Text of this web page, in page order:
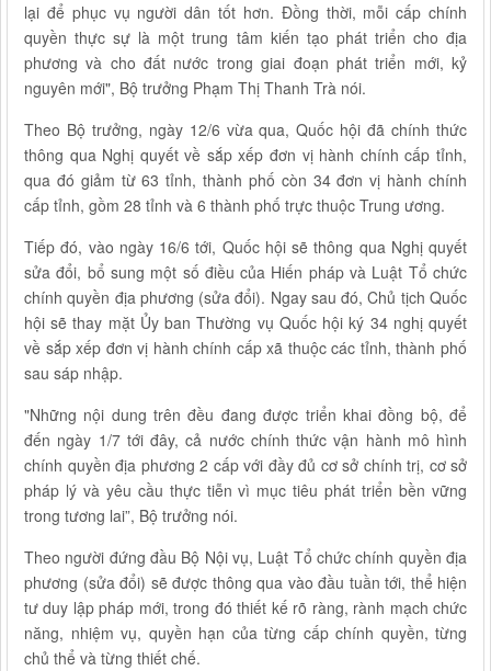
lại để phục vụ người dân tốt hơn. Đồng thời, mỗi cấp chính
quyền thực sự là một trung tâm kiến tạo phát triển cho địa
phương và cho đất nước trong giai đoạn phát triển mới, kỷ
nguyên mới", Bộ trưởng Phạm Thị Thanh Trà nói.
Theo Bộ trưởng, ngày 12/6 vừa qua, Quốc hội đã chính thức
thông qua Nghị quyết về sắp xếp đơn vị hành chính cấp tỉnh,
qua đó giảm từ 63 tỉnh, thành phố còn 34 đơn vị hành chính
cấp tỉnh, gồm 28 tỉnh và 6 thành phố trực thuộc Trung ương.
Tiếp đó, vào ngày 16/6 tới, Quốc hội sẽ thông qua Nghị quyết
sửa đổi, bổ sung một số điều của Hiến pháp và Luật Tổ chức
chính quyền địa phương (sửa đổi). Ngay sau đó, Chủ tịch Quốc
hội sẽ thay mặt Ủy ban Thường vụ Quốc hội ký 34 nghị quyết
về sắp xếp đơn vị hành chính cấp xã thuộc các tỉnh, thành phố
sau sáp nhập.
"Những nội dung trên đều đang được triển khai đồng bộ, để
đến ngày 1/7 tới đây, cả nước chính thức vận hành mô hình
chính quyền địa phương 2 cấp với đầy đủ cơ sở chính trị, cơ sở
pháp lý và yêu cầu thực tiễn vì mục tiêu phát triển bền vững
trong tương lai”, Bộ trưởng nói.
Theo người đứng đầu Bộ Nội vụ, Luật Tổ chức chính quyền địa
phương (sửa đổi) sẽ được thông qua vào đầu tuần tới, thể hiện
tư duy lập pháp mới, trong đó thiết kế rõ ràng, rành mạch chức
năng, nhiệm vụ, quyền hạn của từng cấp chính quyền, từng
chủ thể và từng thiết chế.